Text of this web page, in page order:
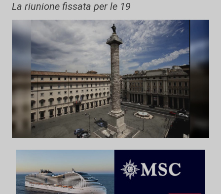
La riunione fissata per le 19